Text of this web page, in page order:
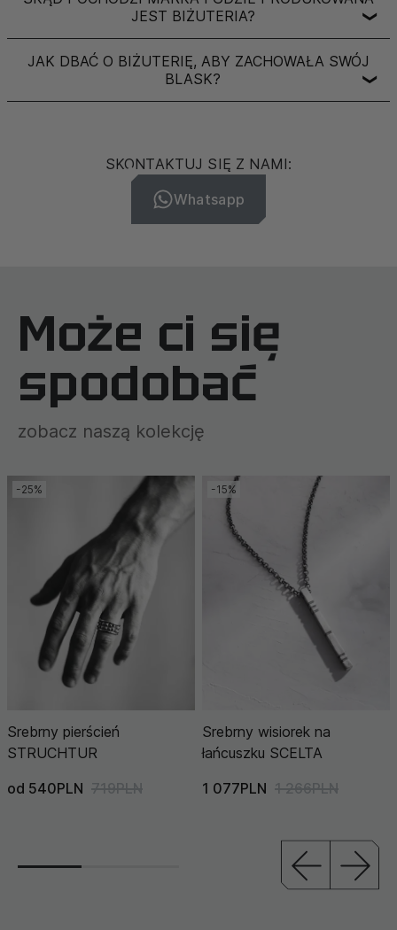
JEST BIŻUTERIA?
❯
JAK DBAĆ O BIŻUTERIĘ, ABY ZACHOWAŁA SWÓJ
BLASK?
❯
SKONTAKTUJ SIĘ Z NAMI:
Whatsapp
Może ci się
spodobać
zobacz naszą kolekcję
-25%
Srebrny pierścień
STRUCHTUR
od 540PLN 719PLN
-15%
Srebrny wisiorek na
łańcuszku SCELTA
1 077PLN 1 266PLN